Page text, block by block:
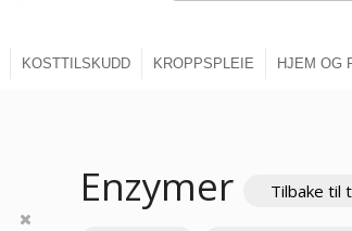
KOSTTILSKUDD KROPPSPLEIE HJEM OG
Enzymer Tilbake til